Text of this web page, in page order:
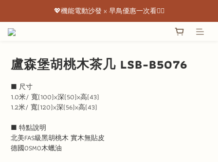
💖機能電動沙發 x 早鳥優惠一次看👇🏻
💖機能電動沙發 x 早鳥優惠一次看👇🏻
盧森堡胡桃木茶几 LSB-B5076
■ 尺寸
1.0米/ 寬(100)x深(50)x高(43)
1.2米/ 寬(120)x深(56)x高(43)
■ 特點說明
北美FAS級黑胡桃木 實木無貼皮
德國OSMO木蠟油